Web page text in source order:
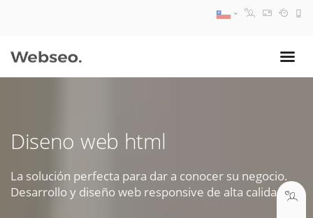
Diseno web html
La solución perfecta para dar a conocer su negocio.
Desarrollo y diseño web responsive de alta calidad.
09:30 AM A 18:30 PM
soporte@webseo.cl